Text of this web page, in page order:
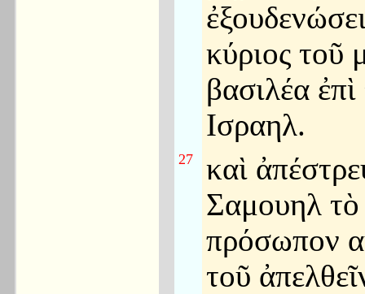
κύριος τοῦ
βασιλέα
Ισραηλ.
27
καὶ
Σαμουηλ τὸ
πρόσωπον
τοῦ